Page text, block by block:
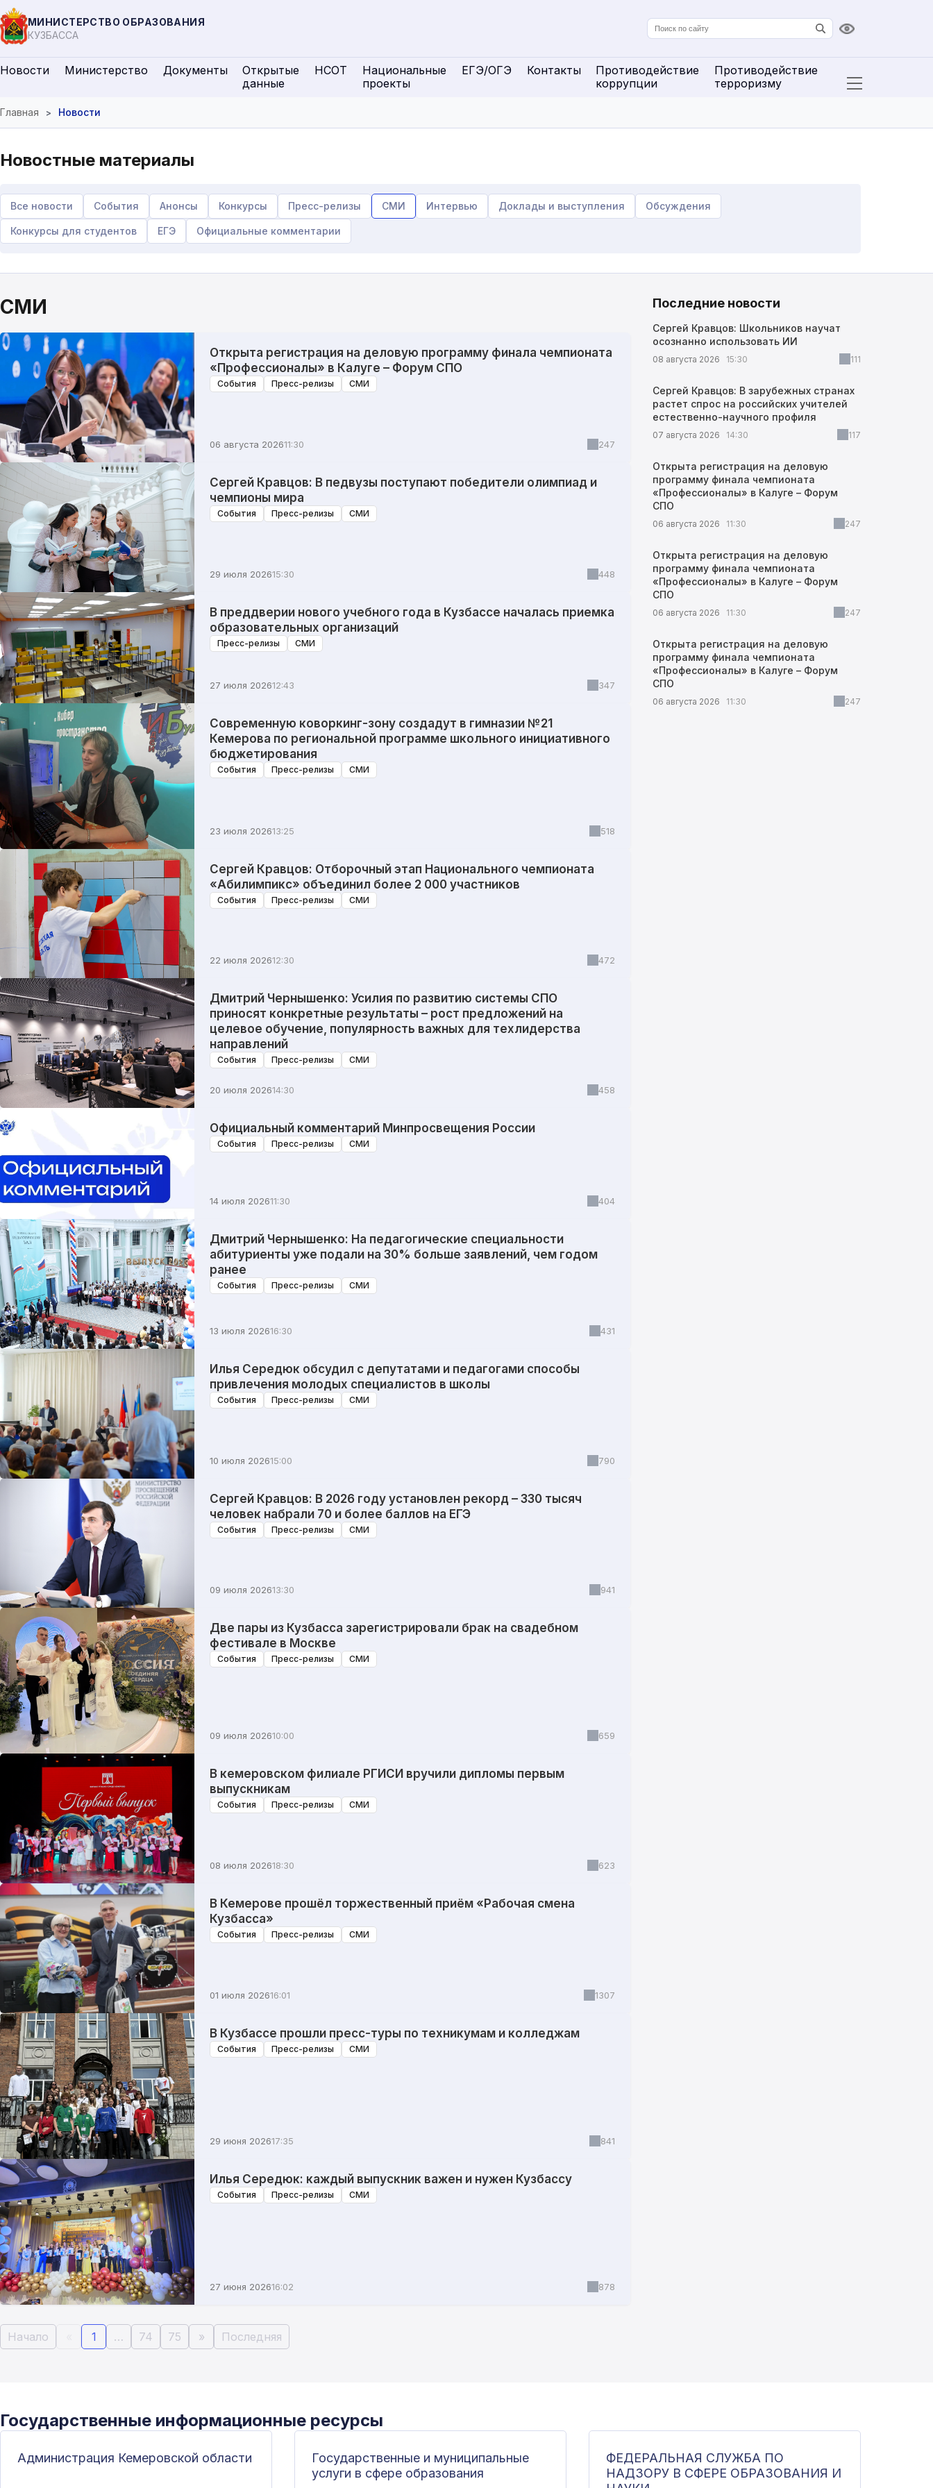
МИНИСТЕРСТВО ОБРАЗОВАНИЯ
КУЗБАССА
Версия для
Новости Министерство Документы
Открытые
данные
НСОТ
Национальные
проекты
ЕГЭ/ОГЭ Контакты
Противодействие
коррупции
Противодействие
терроризму
Открыть
Главная Новости
Новостные материалы
Все новости События Анонсы Конкурсы Пресс-релизы СМИ Интервью Доклады и выступления Обсуждения
Конкурсы для студентов ЕГЭ Официальные комментарии
СМИ
Открыта регистрация на деловую программу финала чемпионата
«Профессионалы» в Калуге – Форум СПО
События Пресс-релизы СМИ
06 августа 202611:30 247
Сергей Кравцов: В педвузы поступают победители олимпиад и
чемпионы мира
События Пресс-релизы СМИ
29 июля 202615:30 448
В преддверии нового учебного года в Кузбассе началась приемка
образовательных организаций
Пресс-релизы СМИ
27 июля 202612:43 347
Современную коворкинг-зону создадут в гимназии №21
Кемерова по региональной программе школьного инициативного
бюджетирования
События Пресс-релизы СМИ
23 июля 202613:25 518
Сергей Кравцов: Отборочный этап Национального чемпионата
«Абилимпикс» объединил более 2 000 участников
События Пресс-релизы СМИ
22 июля 202612:30 472
Дмитрий Чернышенко: Усилия по развитию системы СПО
приносят конкретные результаты – рост предложений на
целевое обучение, популярность важных для техлидерства
направлений
События Пресс-релизы СМИ
20 июля 202614:30 458
Официальный комментарий Минпросвещения России
События Пресс-релизы СМИ
14 июля 202611:30 404
Дмитрий Чернышенко: На педагогические специальности
абитуриенты уже подали на 30% больше заявлений, чем годом
ранее
События Пресс-релизы СМИ
13 июля 202616:30 431
Илья Середюк обсудил с депутатами и педагогами способы
привлечения молодых специалистов в школы
События Пресс-релизы СМИ
10 июля 202615:00 790
Сергей Кравцов: В 2026 году установлен рекорд – 330 тысяч
человек набрали 70 и более баллов на ЕГЭ
События Пресс-релизы СМИ
09 июля 202613:30 941
Две пары из Кузбасса зарегистрировали брак на свадебном
фестивале в Москве
События Пресс-релизы СМИ
09 июля 202610:00 659
В кемеровском филиале РГИСИ вручили дипломы первым
выпускникам
События Пресс-релизы СМИ
08 июля 202618:30 623
В Кемерове прошёл торжественный приём «Рабочая смена
Кузбасса»
События Пресс-релизы СМИ
01 июля 202616:01 1307
В Кузбассе прошли пресс-туры по техникумам и колледжам
События Пресс-релизы СМИ
29 июня 202617:35 841
Илья Середюк: каждый выпускник важен и нужен Кузбассу
События Пресс-релизы СМИ
27 июня 202616:02 878
Начало 1 … 74 75 » Последняя
Последние новости
Сергей Кравцов: Школьников научат
осознанно использовать ИИ
08 августа 2026 15:30 111
Сергей Кравцов: В зарубежных странах
растет спрос на российских учителей
естественно-научного профиля
07 августа 2026 14:30 117
Открыта регистрация на деловую
программу финала чемпионата
«Профессионалы» в Калуге – Форум
СПО
06 августа 2026 11:30 247
Открыта регистрация на деловую
программу финала чемпионата
«Профессионалы» в Калуге – Форум
СПО
06 августа 2026 11:30 247
Открыта регистрация на деловую
программу финала чемпионата
«Профессионалы» в Калуге – Форум
СПО
06 августа 2026 11:30 247
Государственные информационные ресурсы
Администрация Кемеровской области
Государственные и муниципальные
услуги в сфере образования
ФЕДЕРАЛЬНАЯ СЛУЖБА ПО
НАДЗОРУ В СФЕРЕ ОБРАЗОВАНИЯ И